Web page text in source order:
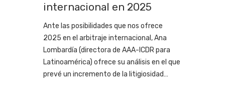
internacional en 2025
Ante las posibilidades que nos ofrece
2025 en el arbitraje internacional, Ana
Lombardía (directora de AAA-ICDR para
Latinoamérica) ofrece su análisis en el que
prevé un incremento de la litigiosidad…